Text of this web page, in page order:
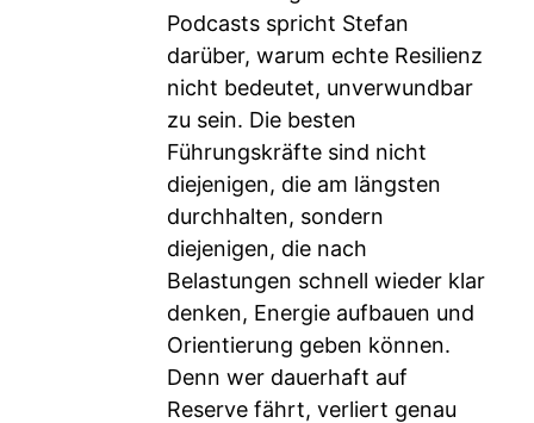
Podcasts spricht Stefan
darüber, warum echte Resilienz
nicht bedeutet, unverwundbar
zu sein. Die besten
Führungskräfte sind nicht
diejenigen, die am längsten
durchhalten, sondern
diejenigen, die nach
Belastungen schnell wieder klar
denken, Energie aufbauen und
Orientierung geben können.
Denn wer dauerhaft auf
Reserve fährt, verliert genau